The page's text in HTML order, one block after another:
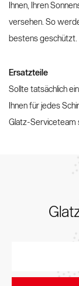
Ihnen, Ihren
versehen. So
bestens geschützt.
Ersatzteile
Sollte tatsächlich
Ihnen für jedes
Glatz-Serviceteam